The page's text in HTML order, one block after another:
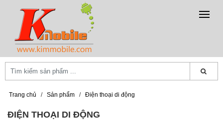
Trang chủ / Sản phẩm / Điện thoại di động
ĐIỆN THOẠI DI ĐỘNG